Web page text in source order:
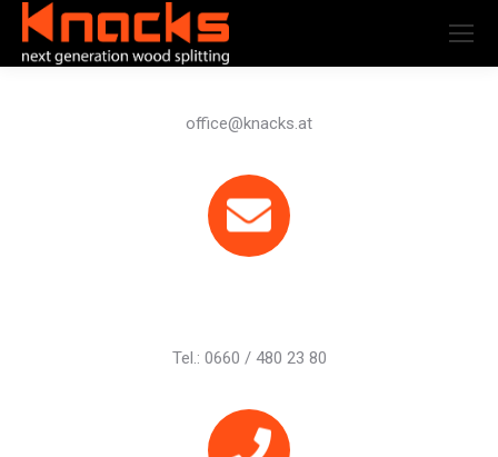
office@knacks.at
Tel.: 0660 / 480 23 80